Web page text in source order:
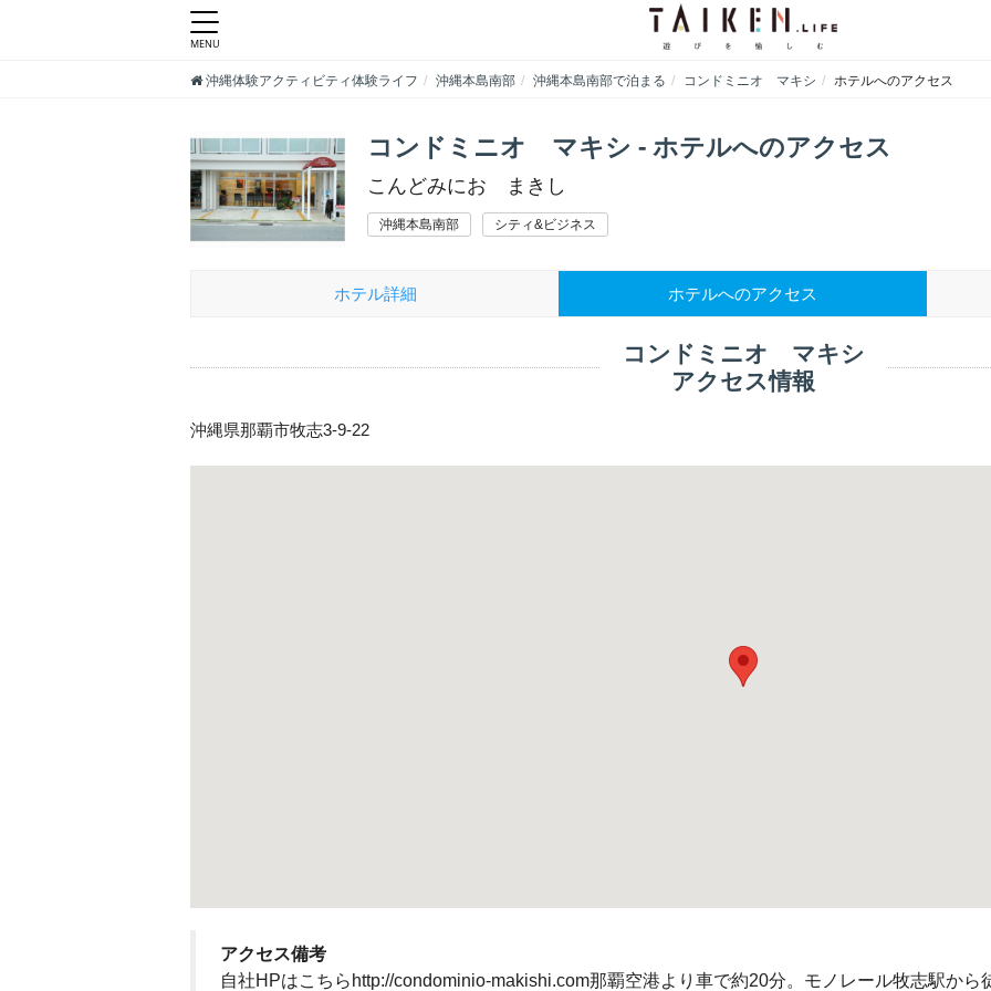
沖縄体験アクティビティ体験ライフ 沖縄本島南部 沖縄本島南部で泊まる コンドミニオ マキシ ホテルへのアクセス
コンドミニオ マキシ - ホテルへのアクセス
こんどみにお まきし
沖縄本島南部 シティ&ビジネス
ホテル詳細 ホテルへのアクセス
コンドミニオ マキシ
アクセス情報
沖縄県那覇市牧志3-9-22
アクセス備考
自社HPはこちらhttp://condominio-makishi.com那覇空港より車で約20分。モノレール牧志駅か